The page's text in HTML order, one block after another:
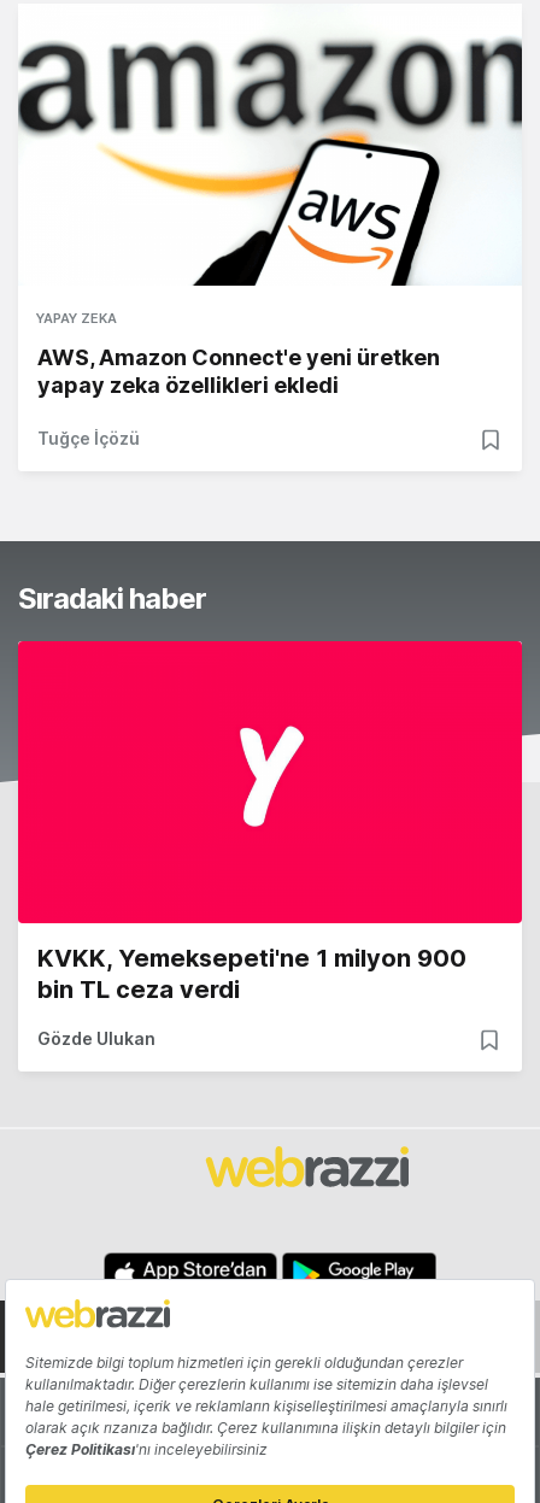
YAPAY ZEKA
AWS, Amazon Connect'e yeni üretken
yapay zeka özellikleri ekledi
Tuğçe İçözü
Sıradaki haber
KVKK, Yemeksepeti'ne 1 milyon 900
bin TL ceza verdi
Gözde Ulukan
Hakkında Yazarlar
Katkıda Bulun Reklam